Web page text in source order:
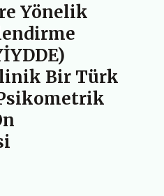
Yönelik
Bir Türk